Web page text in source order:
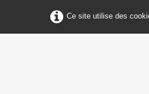
Ce site utilise des